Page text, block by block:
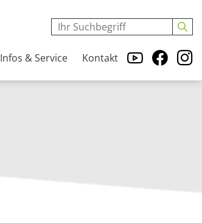
Infos & Service Kontakt